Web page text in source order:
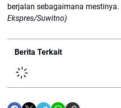
berjalan sebagaimana mestinya.
Ekspres/Suwitno)
Berita Terkait